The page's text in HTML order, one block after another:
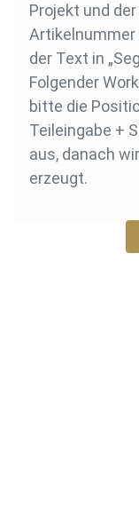
Projekt und
Artikelnummer
der Text in
Folgender
bitte die
Teileingabe +
aus, danach
erzeugt.